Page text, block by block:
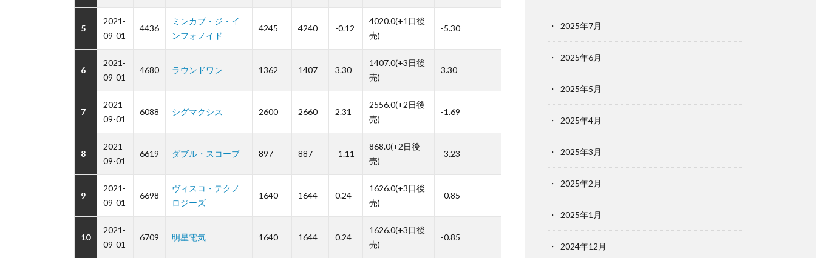
5
2021-
09-01
4436
ミンカブ・ジ・イ
ンフォノイド
4245 4240 -0.12
4020.0(+1日後
売)
-5.30
6
2021-
09-01
4680 ラウンドワン 1362 1407 3.30
1407.0(+3日後
売)
3.30
7
2021-
09-01
6088 シグマクシス 2600 2660 2.31
2556.0(+2日後
売)
-1.69
8
2021-
09-01
6619 ダブル・スコープ 897 887 -1.11
868.0(+2日後
売)
-3.23
9
2021-
09-01
6698
ヴィスコ・テクノ
ロジーズ
1640 1644 0.24
1626.0(+3日後
売)
-0.85
10
2021-
09-01
6709 明星電気 1640 1644 0.24
1626.0(+3日後
売)
-0.85
2025年7月
2025年6月
2025年5月
2025年4月
2025年3月
2025年2月
2025年1月
2024年12月